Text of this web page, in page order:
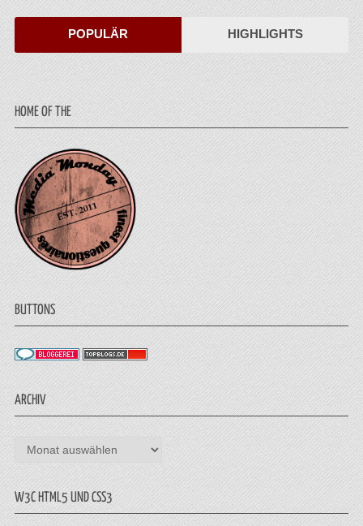
POPULÄR HIGHLIGHTS
HOME OF THE
BUTTONS
ARCHIV
Archiv
W3C HTML5 UND CSS3